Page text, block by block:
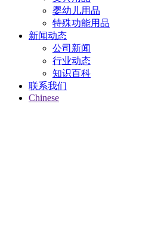
婴幼儿用品
特殊功能用品
新闻动态
公司新闻
行业动态
知识百科
联系我们
Chinese